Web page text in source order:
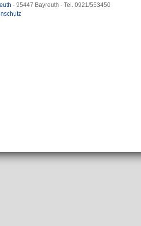
- 95447 Bayreuth - Tel. 0921/553450